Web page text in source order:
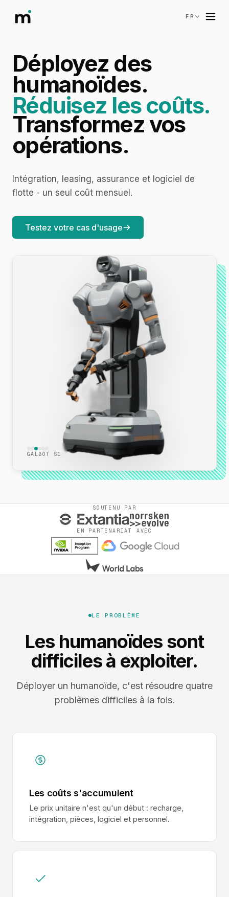
FR
Déployez des
humanoïdes.
Réduisez les coûts.
Transformez vos
opérations.
Intégration, leasing, assurance et logiciel de
flotte - un seul coût mensuel.
Testez votre cas d'usage
GALBOT S1
SOUTENU PAR
EN PARTENARIAT AVEC
LE PROBLÈME
Les humanoïdes sont
difficiles à exploiter.
Déployer un humanoïde, c'est résoudre quatre
problèmes difficiles à la fois.
Les coûts s'accumulent
Le prix unitaire n'est qu'un début : recharge,
intégration, pièces, logiciel et personnel.